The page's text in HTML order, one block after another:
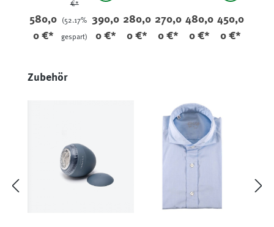
580,0
0 €*
€*
(52.17%
gespart)
390,0
0 €*
280,0
0 €*
270,0
0 €*
480,0
0 €*
450,0
0 €*
Produktgalerie überspringen
Zubehör